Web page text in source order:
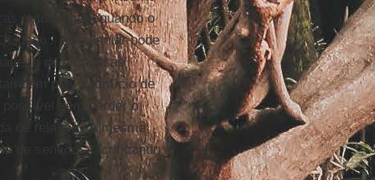
autoimunes, quando o
- esse limiar pode
de as nossas
pelo sacrifício de
sem perder o
de relação? A mesma
de sentido, sacrificando à